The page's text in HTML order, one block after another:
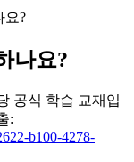
요?
나요?
공식 학습 교재입
:
b100-4278-